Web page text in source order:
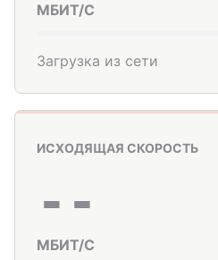
МБИТ/С
Загрузка из сети
ИСХОДЯЩАЯ СКОРОСТЬ
--
МБИТ/С